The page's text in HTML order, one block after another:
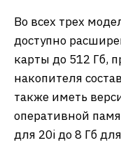
Во всех трех
доступно
карты до 512 Гб,
накопителя
также иметь
оперативной
для 20i до 8 Гб